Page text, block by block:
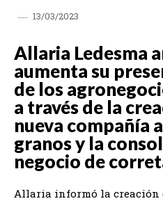
13/03/2023
Allaria Ledesma
aumenta su
de los
a través de la
nueva compañía
granos y la
negocio de
Allaria informó la creación